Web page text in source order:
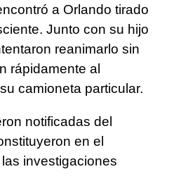
a Orlando tirado
Junto con su hijo
reanimarlo sin
rápidamente al
camioneta particular.
notificadas del
en el
investigaciones